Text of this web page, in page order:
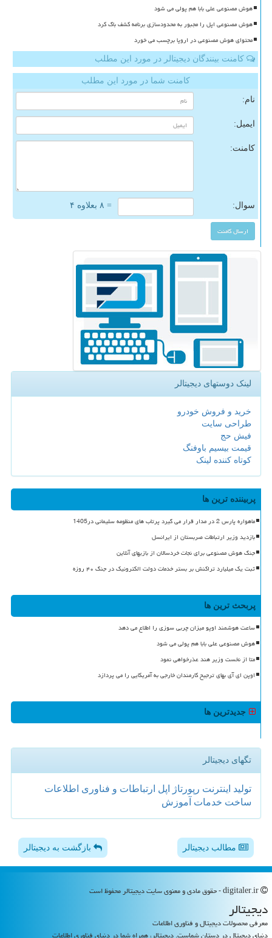
هوش مصنوعی علی بابا هم پولی می شود
هوش مصنوعی اپل را مجبور به محدودسازی برنامه کشف باگ کرد
محتوای هوش مصنوعی در اروپا برچسب می خورد
کامنت بینندگان دیجیتالر در مورد این مطلب
کامنت شما در مورد این مطلب
نام:
ایمیل:
کامنت:
سوال: = ۸ بعلاوه ۴
لینک دوستهای دیجیتالر
خرید و فروش خودرو
طراحی سایت
فیش حج
قیمت بیسیم باوفنگ
کوتاه کننده لینک
پربیننده ترین ها
ماهواره پارس 2 در مدار قرار می گیرد پرتاب های منظومه سلیمانی در1405
بازدید وزیر ارتباطات صربستان از ایرانسل
جنگ هوش مصنوعی برای نجات خردسالان از بازیهای آنلاین
ثبت یک میلیارد تراکنش بر بستر خدمات دولت الکترونیک در جنگ ۴۰ روزه
پربحث ترین ها
ساعت هوشمند اوپو میزان چربی سوزی را اطلاع می دهد
هوش مصنوعی علی بابا هم پولی می شود
متا از نخست وزیر هند عذرخواهی نمود
اوپن ای آی بهای ترجیح کارمندان خارجی به آمریکایی را می پردازد
جدیدترین ها
تگهای دیجیتالر
تولید اینترنت رپورتاژ اپل ارتباطات و فناوری اطلاعات
ساخت خدمات آموزش
مطالب دیجیتالر بازگشت به دیجیتالر
دیجیتالر
معرفی محصولات دیجیتال و فناوری اطلاعات
دنیای دیجیتال در دستان شماست. دیجیتالر، همراه شما در دنیای فناوری اطلاعات